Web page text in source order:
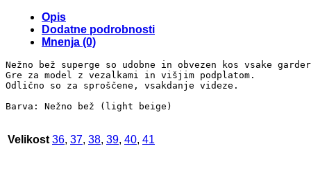
Opis
Dodatne podrobnosti
Mnenja (0)
Nežno bež superge so udobne in obvezen kos vsake
Gre za model z vezalkami in višjim podplatom.
Odlično so za sproščene, vsakdanje videze.
Barva: Nežno bež (light beige)
Velikost 36, 37, 38, 39, 40, 41